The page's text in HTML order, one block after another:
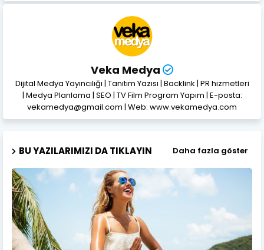
Veka Medya
Dijital Medya Yayıncılığı | Tanıtım Yazısı | Backlink | PR hizmetleri
| Medya Planlama | SEO | TV Film Program Yapım | E-posta:
vekamedya@gmail.com | Web: www.vekamedya.com
BU YAZILARIMIZI DA TIKLAYIN Daha fazla göster